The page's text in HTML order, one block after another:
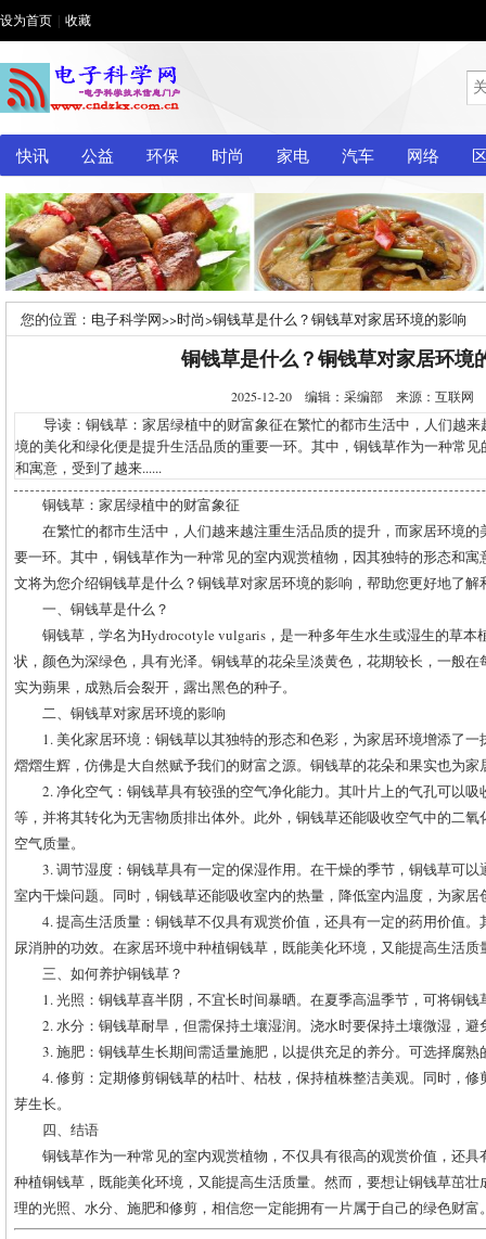
设为首页 收藏
快讯 公益 环保 时尚 家电 汽车 网络
您的位置： 电子科学网>>时尚>铜钱草是什么？铜钱草对家居环境的影响
铜钱草是什么？铜钱草对家居环境
2025-12-20 编辑：采编部 来源：互联网
导读：铜钱草：家居绿植中的财富象征在繁忙的都市生活中，人们越来
境的美化和绿化便是提升生活品质的重要一环。其中，铜钱草作为一种常
和寓意，受到了越来......
铜钱草：家居绿植中的财富象征
在繁忙的都市生活中，人们越来越注重生活品质的提升，而家居环境
要一环。其中，铜钱草作为一种常见的室内观赏植物，因其独特的形态和
文将为您介绍铜钱草是什么？铜钱草对家居环境的影响，帮助您更好地了解
一、铜钱草是什么？
铜钱草，学名为Hydrocotyle vulgaris，是一种多年生水生或湿生的草
状，颜色为深绿色，具有光泽。铜钱草的花朵呈淡黄色，花期较长，一般
实为蒴果，成熟后会裂开，露出黑色的种子。
二、铜钱草对家居环境的影响
1. 美化家居环境：铜钱草以其独特的形态和色彩，为家居环境增添了
熠熠生辉，仿佛是大自然赋予我们的财富之源。铜钱草的花朵和果实也为
2. 净化空气：铜钱草具有较强的空气净化能力。其叶片上的气孔可以
等，并将其转化为无害物质排出体外。此外，铜钱草还能吸收空气中的二
空气质量。
3. 调节湿度：铜钱草具有一定的保湿作用。在干燥的季节，铜钱草可
室内干燥问题。同时，铜钱草还能吸收室内的热量，降低室内温度，为家
4. 提高生活质量：铜钱草不仅具有观赏价值，还具有一定的药用价值
尿消肿的功效。在家居环境中种植铜钱草，既能美化环境，又能提高生活质
三、如何养护铜钱草？
1. 光照：铜钱草喜半阴，不宜长时间暴晒。在夏季高温季节，可将铜
2. 水分：铜钱草耐旱，但需保持土壤湿润。浇水时要保持土壤微湿，
3. 施肥：铜钱草生长期间需适量施肥，以提供充足的养分。可选择腐
4. 修剪：定期修剪铜钱草的枯叶、枯枝，保持植株整洁美观。同时，
芽生长。
四、结语
铜钱草作为一种常见的室内观赏植物，不仅具有很高的观赏价值，还
种植铜钱草，既能美化环境，又能提高生活质量。然而，要想让铜钱草茁
理的光照、水分、施肥和修剪，相信您一定能拥有一片属于自己的绿色财富